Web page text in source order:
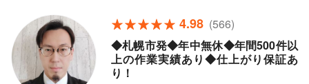
4.98 (566)
◆札幌市発◆年中無休◆年間500件以
上の作業実績あり◆仕上がり保証あ
り！